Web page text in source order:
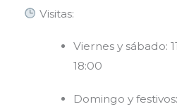
Visitas:
Viernes y sábado:
18:00
Domingo y